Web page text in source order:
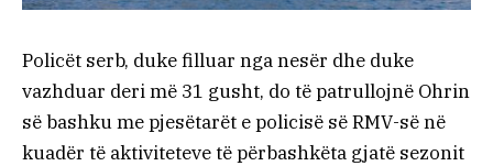
Policët serb, duke filluar nga nesër dhe duke
vazhduar deri më 31 gusht, do të patrullojnë Ohrin
së bashku me pjesëtarët e policisë së RMV-së në
kuadër të aktiviteteve të përbashkëta gjatë sezonit